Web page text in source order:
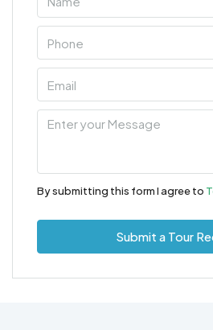
By submitting this form I agree to
Submit a Tour